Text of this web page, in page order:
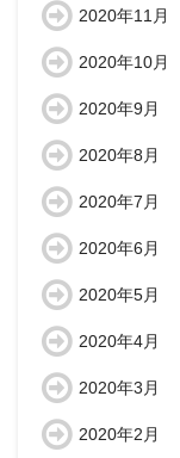
2020年11月
2020年10月
2020年9月
2020年8月
2020年7月
2020年6月
2020年5月
2020年4月
2020年3月
2020年2月